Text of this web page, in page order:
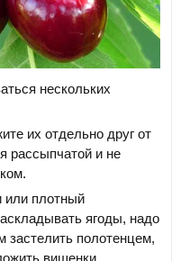
нескольких
их отдельно друг от
рассыпчатой и не
или плотный
ягоды, надо
застелить полотенцем,